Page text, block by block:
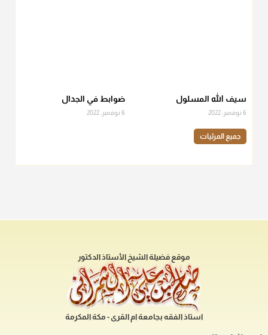
سيف الله المسلول
6 نوفمبر، 2022
ضوابط في الجدال
6 نوفمبر، 2022
جميع المرئيات
موقع فضيلة الشيخ الأستاذ الدكتور
استاذ الفقه بجامعة ام القرى - مكة المكرمة